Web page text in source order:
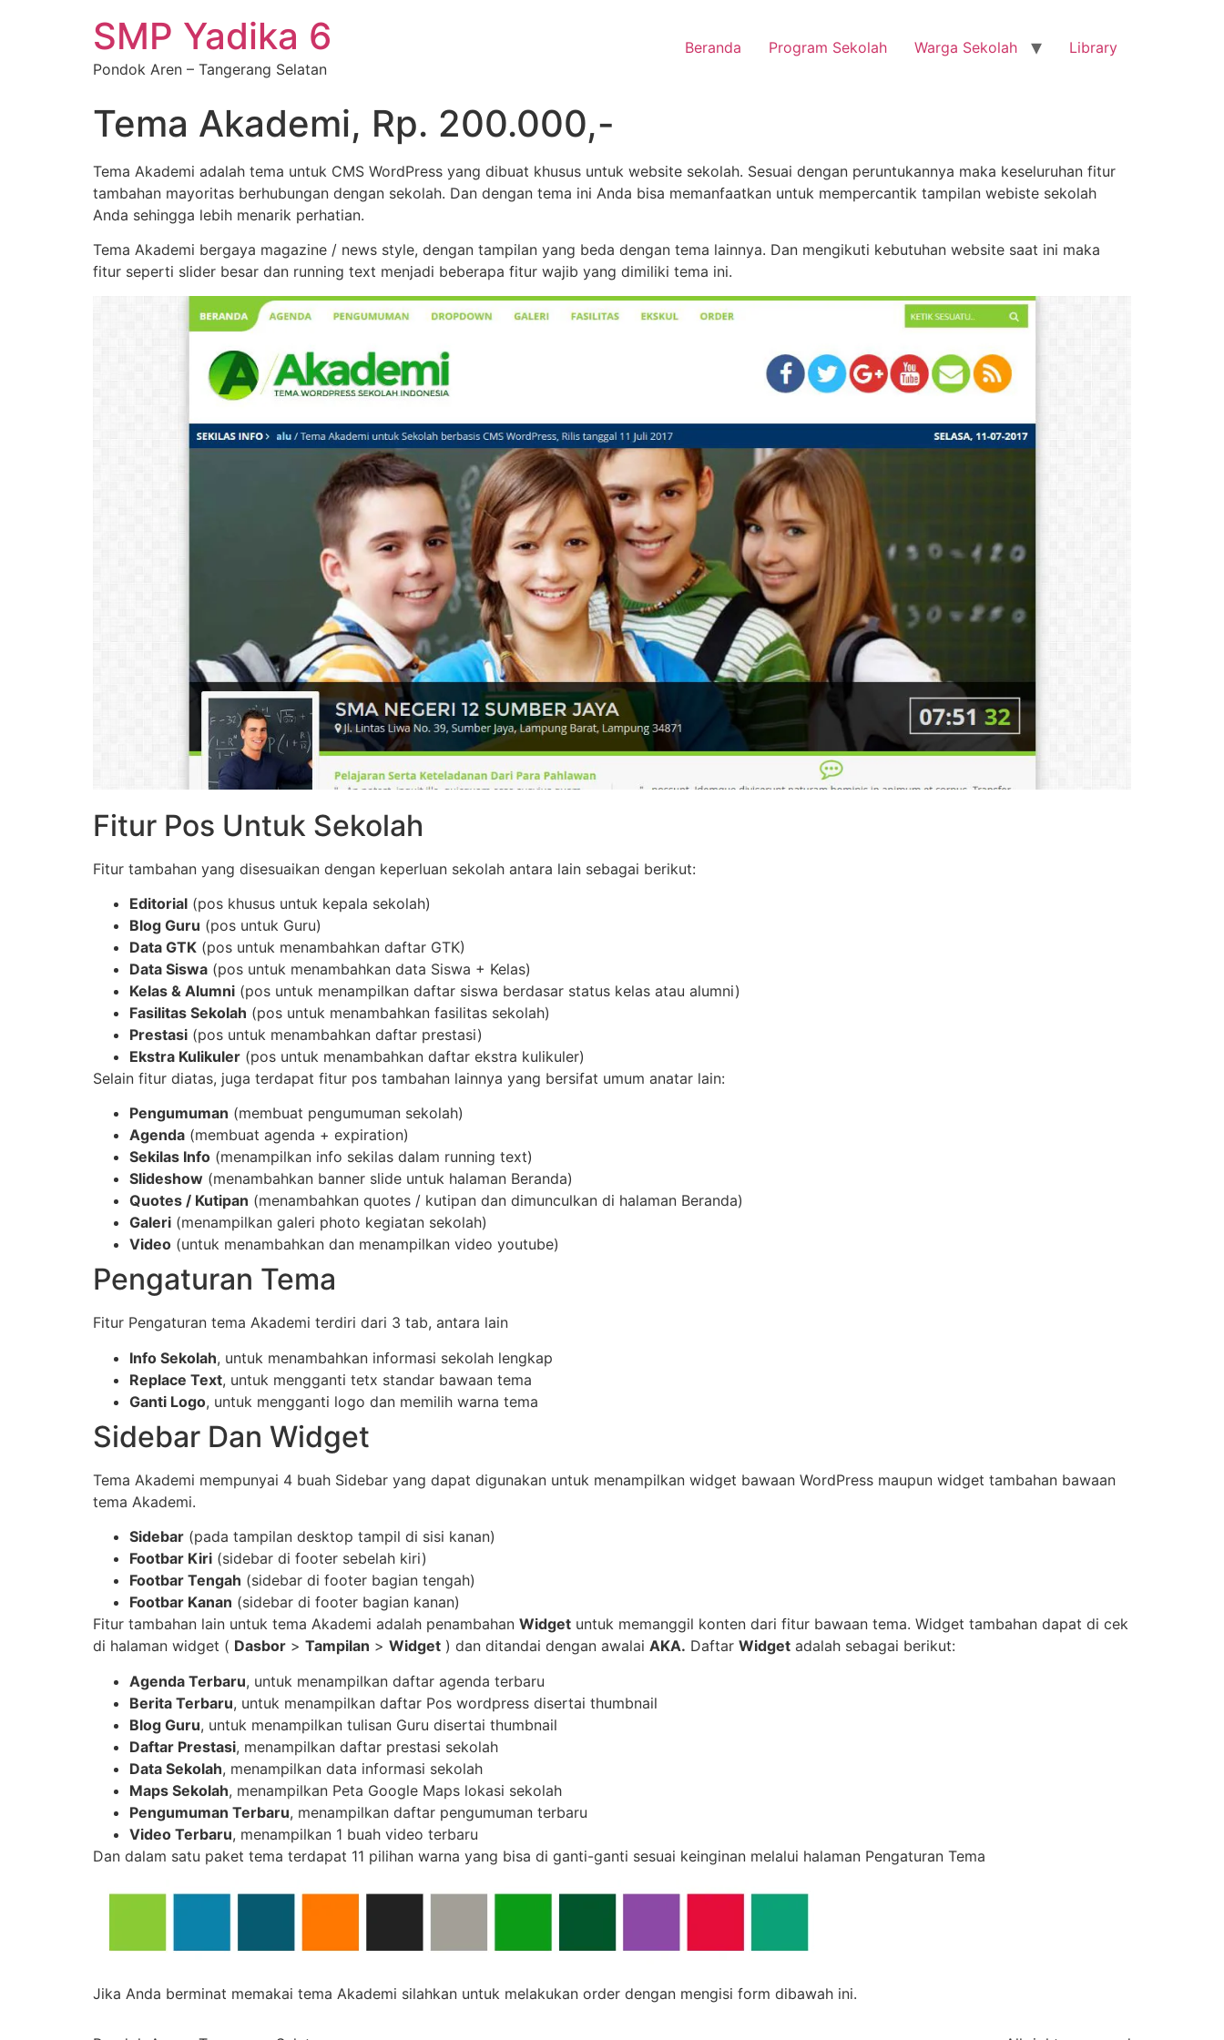
SMP Yadika 6
Pondok Aren – Tangerang Selatan
Beranda Program Sekolah Warga Sekolah Library
Tema Akademi, Rp. 200.000,-
Tema Akademi adalah tema untuk CMS WordPress yang dibuat khusus untuk website sekolah. Sesuai dengan peruntukannya maka keseluruhan fitur
tambahan mayoritas berhubungan dengan sekolah. Dan dengan tema ini Anda bisa memanfaatkan untuk mempercantik tampilan webiste sekolah
Anda sehingga lebih menarik perhatian.
Tema Akademi bergaya magazine / news style, dengan tampilan yang beda dengan tema lainnya. Dan mengikuti kebutuhan website saat ini maka
fitur seperti slider besar dan running text menjadi beberapa fitur wajib yang dimiliki tema ini.
Fitur Pos Untuk Sekolah
Fitur tambahan yang disesuaikan dengan keperluan sekolah antara lain sebagai berikut:
Editorial (pos khusus untuk kepala sekolah)
Blog Guru (pos untuk Guru)
Data GTK (pos untuk menambahkan daftar GTK)
Data Siswa (pos untuk menambahkan data Siswa + Kelas)
Kelas & Alumni (pos untuk menampilkan daftar siswa berdasar status kelas atau alumni)
Fasilitas Sekolah (pos untuk menambahkan fasilitas sekolah)
Prestasi (pos untuk menambahkan daftar prestasi)
Ekstra Kulikuler (pos untuk menambahkan daftar ekstra kulikuler)
Selain fitur diatas, juga terdapat fitur pos tambahan lainnya yang bersifat umum anatar lain:
Pengumuman (membuat pengumuman sekolah)
Agenda (membuat agenda + expiration)
Sekilas Info (menampilkan info sekilas dalam running text)
Slideshow (menambahkan banner slide untuk halaman Beranda)
Quotes / Kutipan (menambahkan quotes / kutipan dan dimunculkan di halaman Beranda)
Galeri (menampilkan galeri photo kegiatan sekolah)
Video (untuk menambahkan dan menampilkan video youtube)
Pengaturan Tema
Fitur Pengaturan tema Akademi terdiri dari 3 tab, antara lain
Info Sekolah, untuk menambahkan informasi sekolah lengkap
Replace Text, untuk mengganti tetx standar bawaan tema
Ganti Logo, untuk mengganti logo dan memilih warna tema
Sidebar Dan Widget
Tema Akademi mempunyai 4 buah Sidebar yang dapat digunakan untuk menampilkan widget bawaan WordPress maupun widget tambahan bawaan
tema Akademi.
Sidebar (pada tampilan desktop tampil di sisi kanan)
Footbar Kiri (sidebar di footer sebelah kiri)
Footbar Tengah (sidebar di footer bagian tengah)
Footbar Kanan (sidebar di footer bagian kanan)
Fitur tambahan lain untuk tema Akademi adalah penambahan Widget untuk memanggil konten dari fitur bawaan tema. Widget tambahan dapat di cek
di halaman widget ( Dasbor > Tampilan > Widget ) dan ditandai dengan awalai AKA. Daftar Widget adalah sebagai berikut:
Agenda Terbaru, untuk menampilkan daftar agenda terbaru
Berita Terbaru, untuk menampilkan daftar Pos wordpress disertai thumbnail
Blog Guru, untuk menampilkan tulisan Guru disertai thumbnail
Daftar Prestasi, menampilkan daftar prestasi sekolah
Data Sekolah, menampilkan data informasi sekolah
Maps Sekolah, menampilkan Peta Google Maps lokasi sekolah
Pengumuman Terbaru, menampilkan daftar pengumuman terbaru
Video Terbaru, menampilkan 1 buah video terbaru
Dan dalam satu paket tema terdapat 11 pilihan warna yang bisa di ganti-ganti sesuai keinginan melalui halaman Pengaturan Tema
Jika Anda berminat memakai tema Akademi silahkan untuk melakukan order dengan mengisi form dibawah ini.